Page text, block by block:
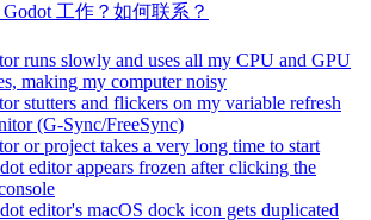
工作？如何联系？
runs slowly and uses all my CPU and GPU
making my computer noisy
stutters and flickers on my variable refresh
(G-Sync/FreeSync)
or project takes a very long time to start
editor appears frozen after clicking the
editor's macOS dock icon gets duplicated